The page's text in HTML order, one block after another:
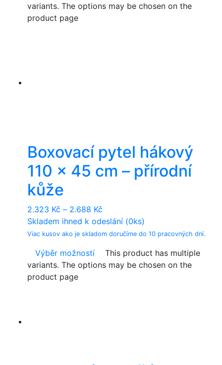
variants. The options may be chosen on the
product page
Boxovací pytel hákový
110 x 45 cm – přírodní
kůže
2.323 Kč – 2.688 Kč
Skladem ihned k odeslání (0ks)
Viac kusov ako je skladom doručíme do 10 pracovných dní.
Výběr možností
This product has multiple
variants. The options may be chosen on the
product page